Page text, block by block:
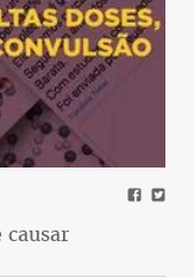
causar